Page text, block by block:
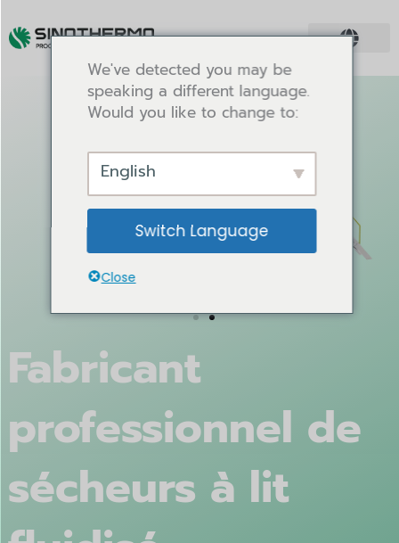
Fabricant
professionnel de
sécheurs à lit
We've detected you may be
speaking a different language.
Would you like to change to:
English
Switch Language
Close